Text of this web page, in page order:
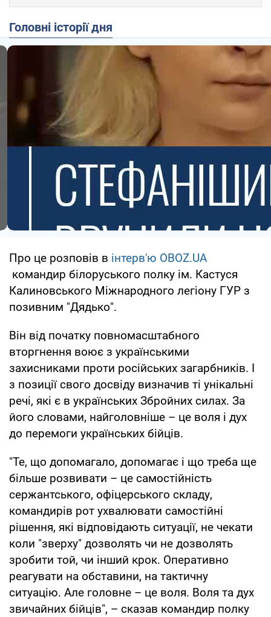
Головні історії дня
Про це розповів в інтерв'ю OBOZ.UA
командир білоруського полку ім. Кастуся
Калиновського Міжнародного легіону ГУР з
позивним "Дядько".
Він від початку повномасштабного
вторгнення воює з українськими
захисниками проти російських загарбників. І
з позиції свого досвіду визначив ті унікальні
речі, які є в українських Збройних силах. За
його словами, найголовніше – це воля і дух
до перемоги українських бійців.
"Те, що допомагало, допомагає і що треба ще
більше розвивати – це самостійність
сержантського, офіцерського складу,
командирів рот ухвалювати самостійні
рішення, які відповідають ситуації, не чекати
коли "зверху" дозволять чи не дозволять
зробити той, чи інший крок. Оперативно
реагувати на обставини, на тактичну
ситуацію. Але головне – це воля. Воля та дух
звичайних бійців", – сказав командир полку